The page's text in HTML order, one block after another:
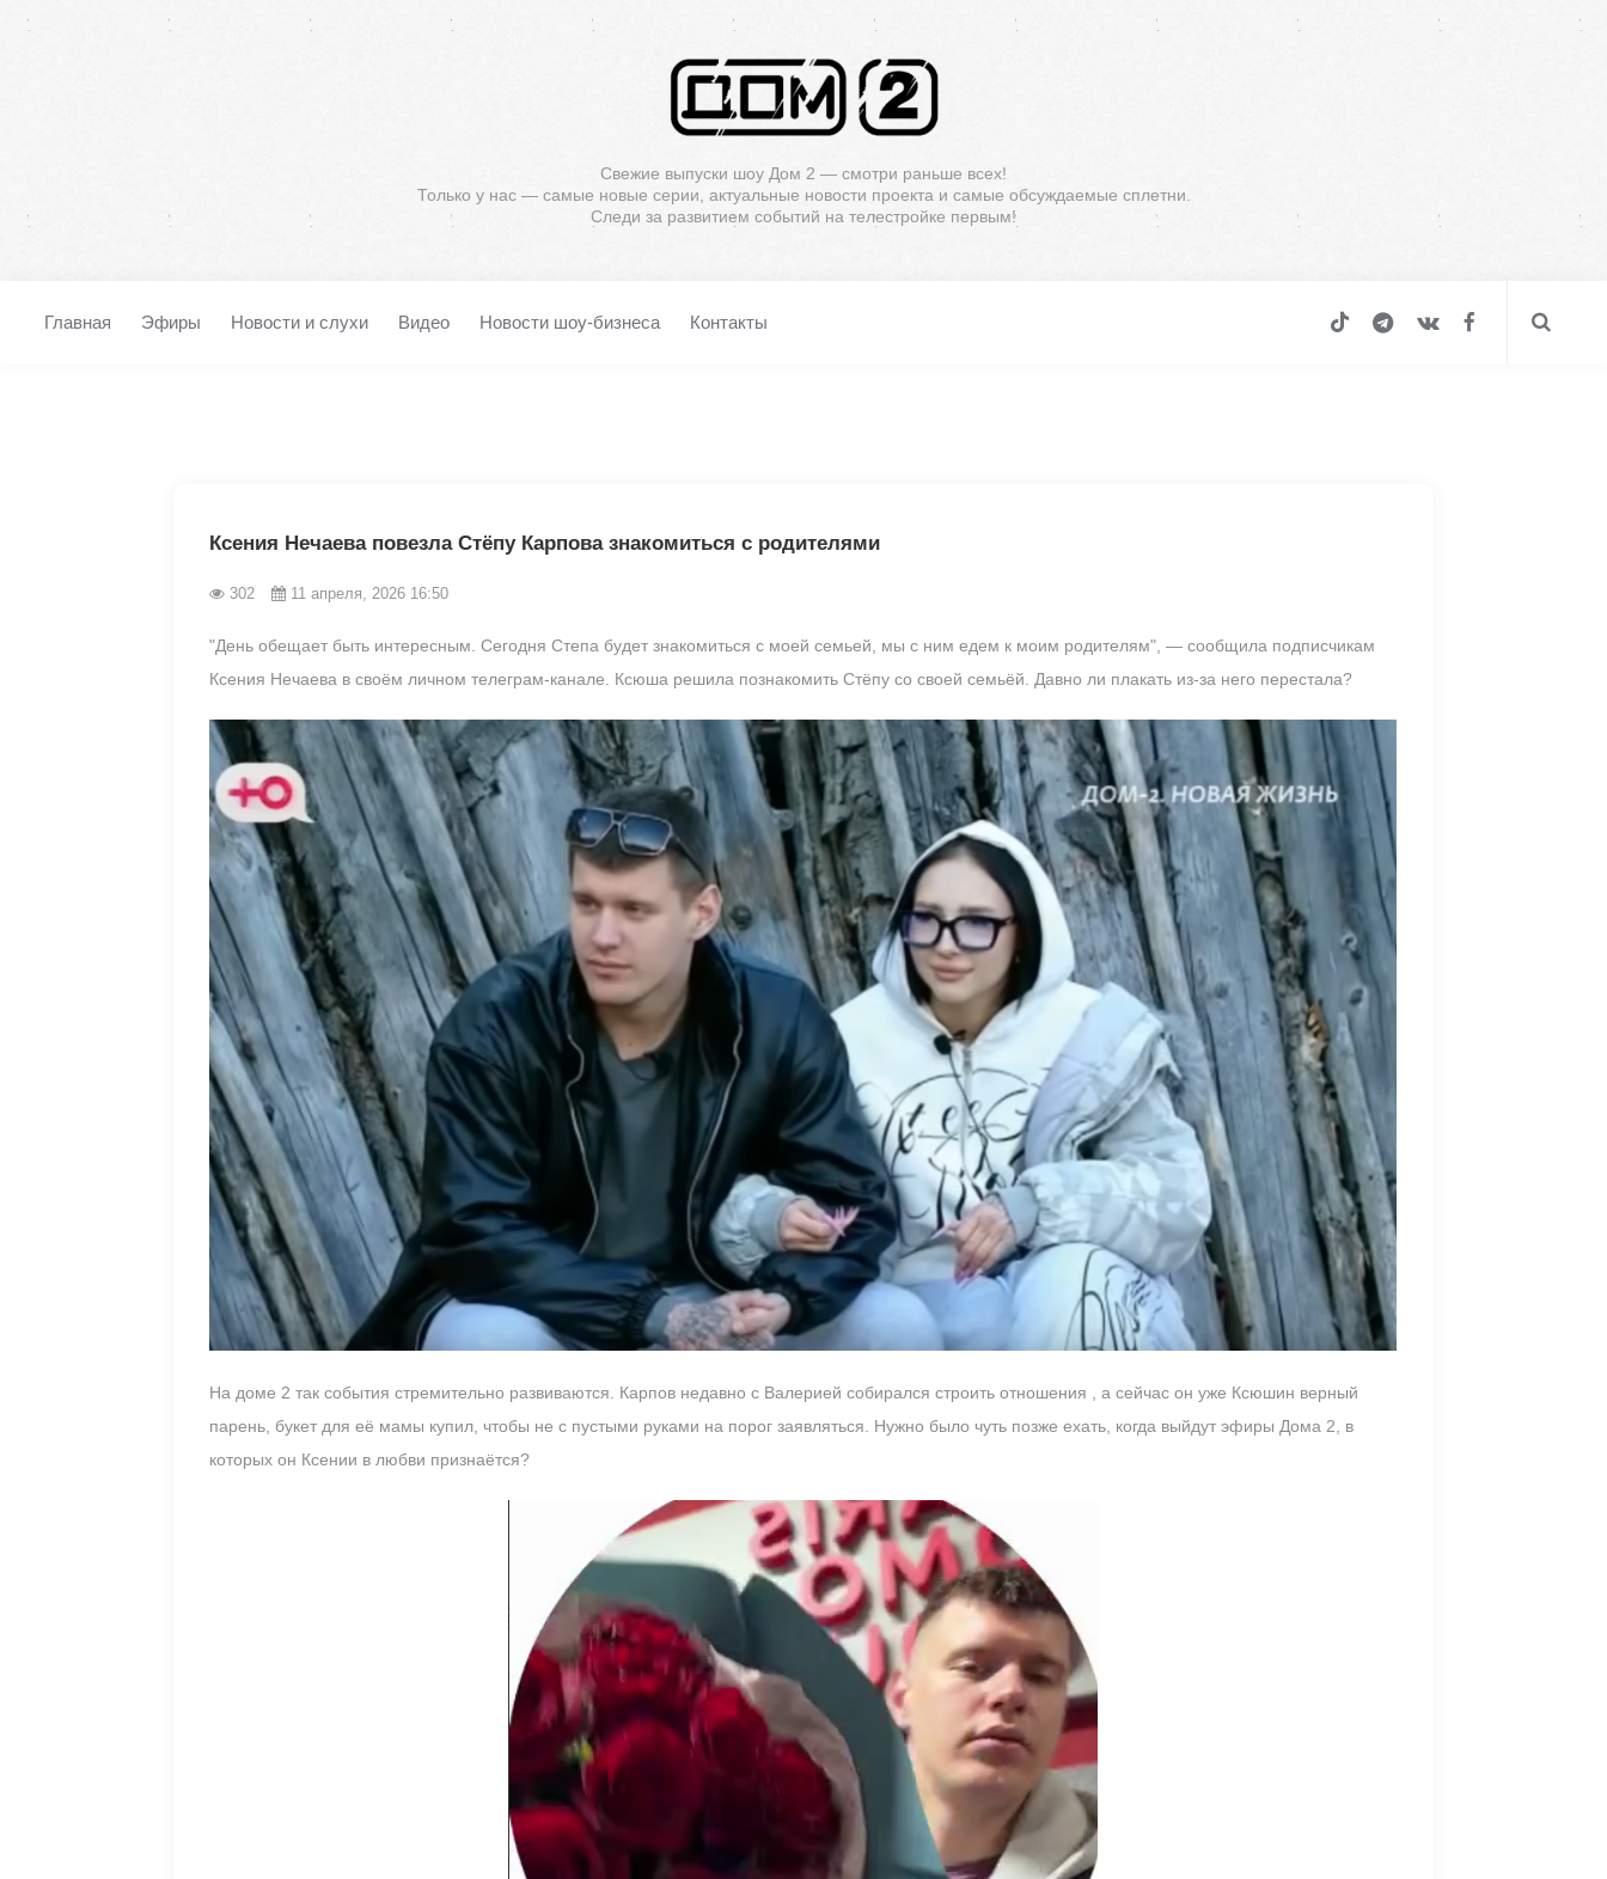
Свежие выпуски шоу Дом 2 — смотри раньше всех!
Только у нас — самые новые серии, актуальные новости проекта и самые обсуждаемые сплетни.
Следи за развитием событий на телестройке первым!
Главная Эфиры Новости и слухи Видео Новости шоу-бизнеса Контакты
Ксения Нечаева повезла Стёпу Карпова знакомиться с родителями
302 11 апреля, 2026 16:50
"День обещает быть интересным. Сегодня Степа будет знакомиться с моей семьей, мы с ним едем к моим родителям", — сообщила подписчикам
Ксения Нечаева в своём личном телеграм-канале. Ксюша решила познакомить Стёпу со своей семьёй. Давно ли плакать из-за него перестала?
На доме 2 так события стремительно развиваются. Карпов недавно с Валерией собирался строить отношения , а сейчас он уже Ксюшин верный
парень, букет для её мамы купил, чтобы не с пустыми руками на порог заявляться. Нужно было чуть позже ехать, когда выйдут эфиры Дома 2, в
которых он Ксении в любви признаётся?